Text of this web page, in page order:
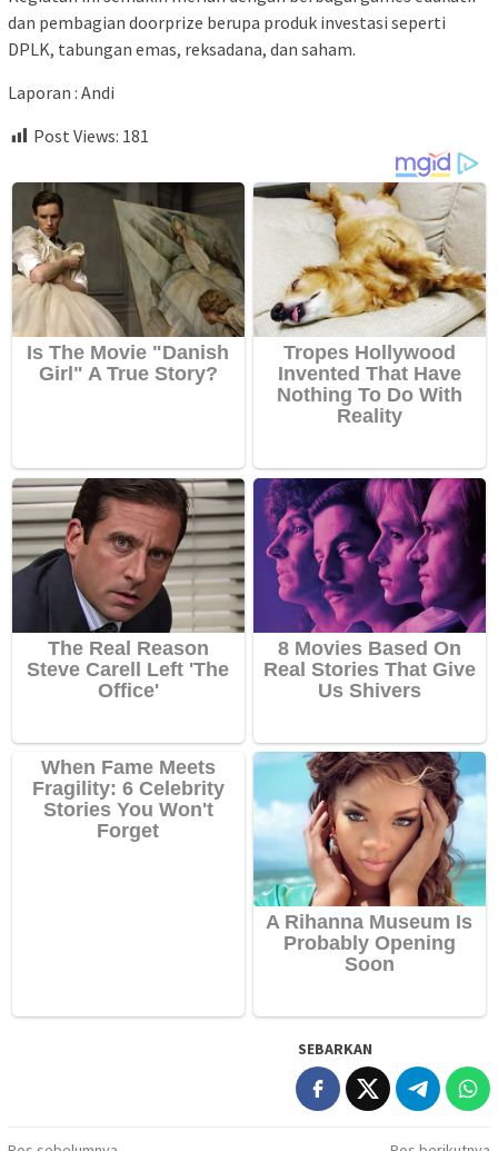
dan pembagian doorprize berupa produk investasi seperti
DPLK, tabungan emas, reksadana, dan saham.
Laporan : Andi
Post Views: 181
SEBARKAN